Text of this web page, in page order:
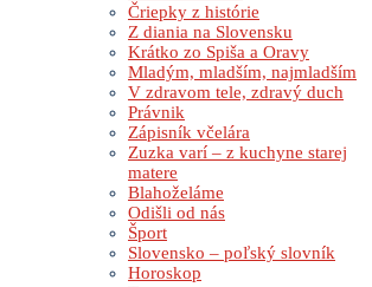
Čriepky z histórie
Z diania na Slovensku
Krátko zo Spiša a Oravy
Mladým, mladším, najmladším
V zdravom tele, zdravý duch
Právnik
Zápisník včelára
Zuzka varí – z kuchyne starej
matere
Blahoželáme
Odišli od nás
Šport
Slovensko – poľský slovník
Horoskop